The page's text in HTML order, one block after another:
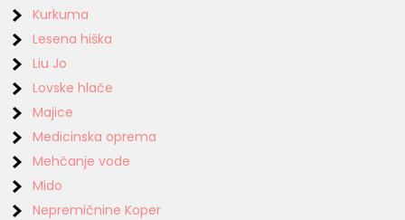
Kurkuma
Lesena hiška
Liu Jo
Lovske hlače
Majice
Medicinska oprema
Mehčanje vode
Mido
Nepremičnine Koper